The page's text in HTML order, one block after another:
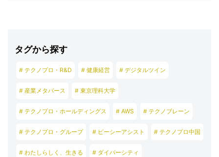
タグから探す
# テクノプロ・R&D # 健康経営 # デジタルツイン
# 産業メタバース # 東京理科大学
# テクノプロ・ホールディングス # AWS # テクノブレーン
# テクノプロ・グループ # ピーシーアシスト # テクノプロ中国
# わたしらしく、生きる # ダイバーシティ